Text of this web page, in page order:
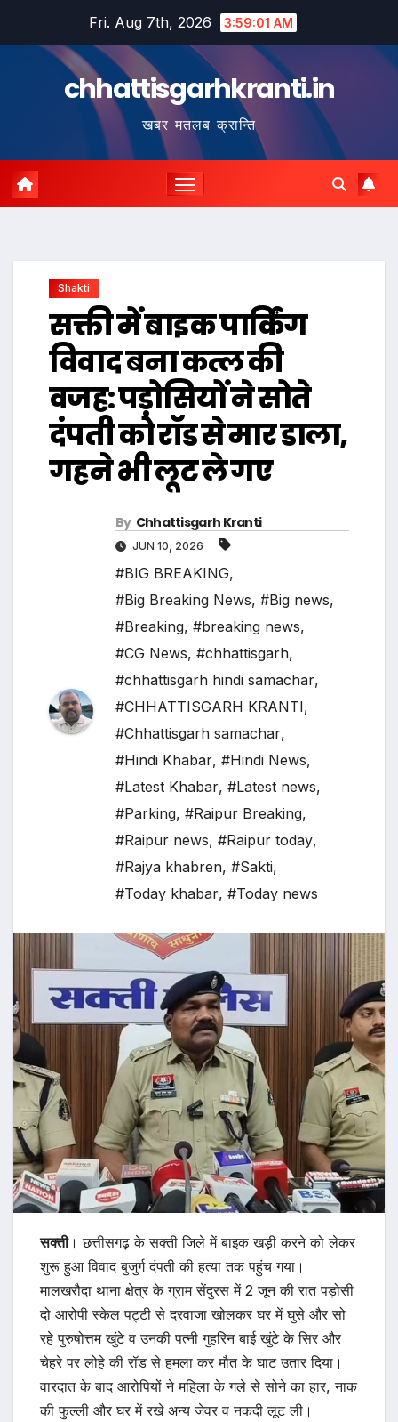
Fri. Aug 7th, 2026 3:59:02 AM
chhattisgarhkranti.in
खबर मतलब क्रान्ति
Shakti
सक्ती में बाइक पार्किंग
विवाद बना कत्ल की
वजह: पड़ोसियों ने सोते
दंपती को रॉड से मार डाला,
गहने भी लूट ले गए
By Chhattisgarh Kranti
JUN 10, 2026
#BIG BREAKING,
#Big Breaking News, #Big news,
#Breaking, #breaking news,
#CG News, #chhattisgarh,
#chhattisgarh hindi samachar,
#CHHATTISGARH KRANTI,
#Chhattisgarh samachar,
#Hindi Khabar, #Hindi News,
#Latest Khabar, #Latest news,
#Parking, #Raipur Breaking,
#Raipur news, #Raipur today,
#Rajya khabren, #Sakti,
#Today khabar, #Today news
सक्ती। छत्तीसगढ़ के सक्ती जिले में बाइक खड़ी करने को लेकर
शुरू हुआ विवाद बुजुर्ग दंपती की हत्या तक पहुंच गया।
मालखरौदा थाना क्षेत्र के ग्राम सेंदुरस में 2 जून की रात पड़ोसी
दो आरोपी स्केल पट्टी से दरवाजा खोलकर घर में घुसे और सो
रहे पुरुषोत्तम खुंटे व उनकी पत्नी गुहरिन बाई खुंटे के सिर और
चेहरे पर लोहे की रॉड से हमला कर मौत के घाट उतार दिया।
वारदात के बाद आरोपियों ने महिला के गले से सोने का हार, नाक
की फुल्ली और घर में रखे अन्य जेवर व नकदी लूट ली।